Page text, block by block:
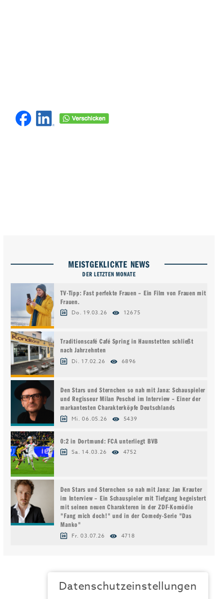
MEISTGEKLICKTE NEWS
DER LETZTEN MONATE
TV-Tipp: Fast perfekte Frauen – Ein Film von Frauen mit
Frauen.
Do. 19.03.26 12675
Traditionscafé Café Spring in Haunstetten schließt
nach Jahrzehnten
Di. 17.02.26 6896
Den Stars und Sternchen so nah mit Jana: Schauspieler
und Regisseur Milan Peschel im Interview – Einer der
markantesten Charakterköpfe Deutschlands
Mi. 06.05.26 5439
0:2 in Dortmund: FCA unterliegt BVB
Sa. 14.03.26 4752
Den Stars und Sternchen so nah mit Jana: Jan Krauter
im Interview – Ein Schauspieler mit Tiefgang begeistert
mit seinen neuen Charakteren in der ZDF-Komödie
"Fang mich doch!" und in der Comedy-Serie "Das
Manko"
Fr. 03.07.26 4718
Datenschutzeinstellungen